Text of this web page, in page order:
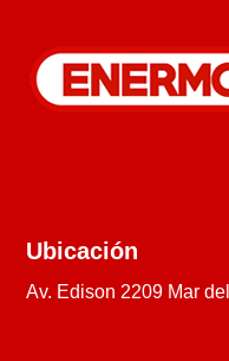
Ubicación
Av. Edison 2209 Mar